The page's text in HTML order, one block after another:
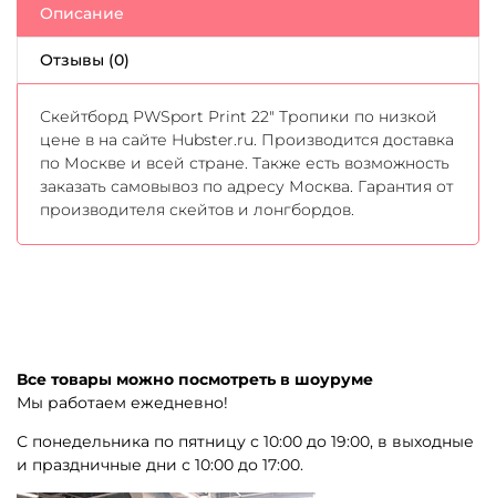
Описание
Отзывы (0)
Скейтборд PWSport Print 22" Тропики по низкой
цене в на сайте Hubster.ru. Производится доставка
по Москве и всей стране. Также есть возможность
заказать самовывоз по адресу Москва. Гарантия от
производителя скейтов и лонгбордов.
Все товары можно посмотреть в шоуруме
Мы работаем ежедневно!
С понедельника по пятницу с 10:00 до 19:00, в выходные
и праздничные дни с 10:00 до 17:00.